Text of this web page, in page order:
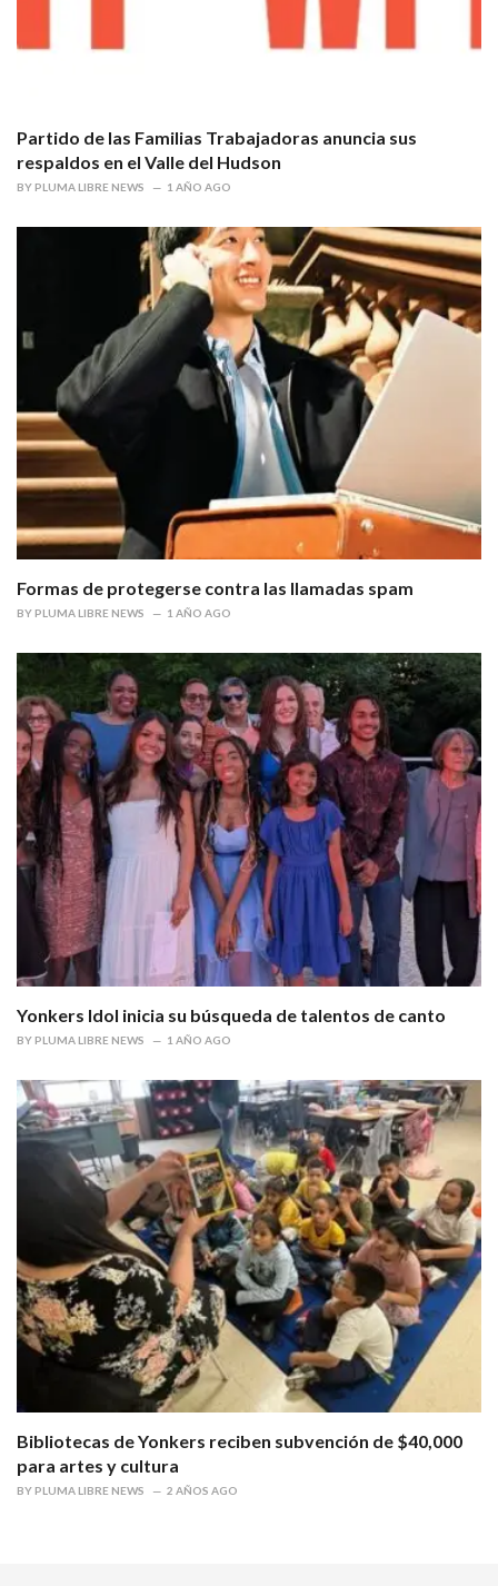
Partido de las Familias Trabajadoras anuncia sus
respaldos en el Valle del Hudson
BY PLUMA LIBRE NEWS 1 AÑO AGO
Formas de protegerse contra las llamadas spam
BY PLUMA LIBRE NEWS 1 AÑO AGO
Yonkers Idol inicia su búsqueda de talentos de canto
BY PLUMA LIBRE NEWS 1 AÑO AGO
Bibliotecas de Yonkers reciben subvención de $40,000
para artes y cultura
BY PLUMA LIBRE NEWS 2 AÑOS AGO